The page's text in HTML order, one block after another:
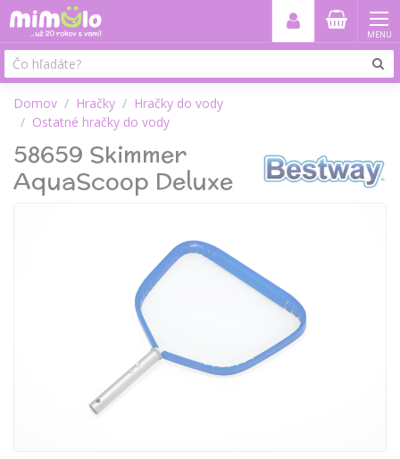
MENU
Domov Hračky
Hračky do vody
Ostatné hračky do vody
58659 Skimmer
AquaScoop Deluxe